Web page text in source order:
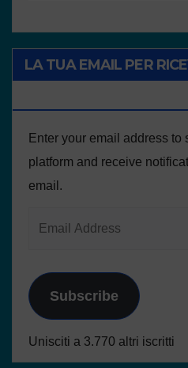
LA TUA EMAIL PER
Enter your email address
platform and receive
email.
Subscribe
Unisciti a 3.770 altri iscritti